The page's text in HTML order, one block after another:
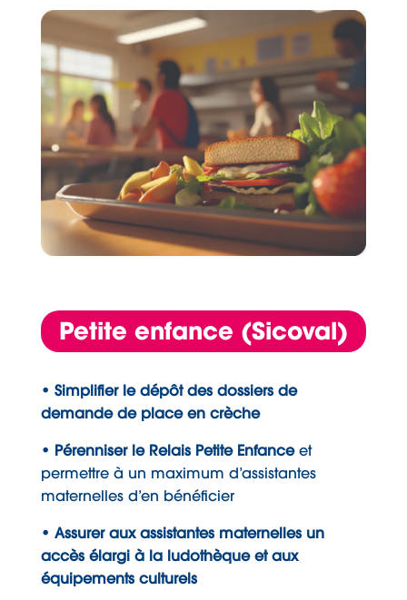
Petite enfance (Sicoval)
• Simplifier le dépôt des dossiers de
demande de place en crèche
• Pérenniser le Relais Petite Enfanceet
permettre à un maximum d’assistantes
maternelles d’en bénéficier
• Assurer aux assistantes maternelles un
accès élargi à la ludothèque et aux
équipements culturels